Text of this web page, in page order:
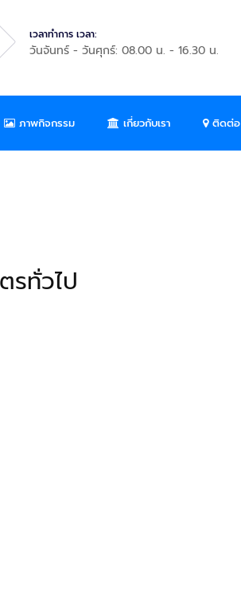
เวลาทำการ เวลา:
วันจันทร์ - วันศุกร์: 08.00 น. - 16.30 น.
ภาพกิจกรรม เกี่ยวกับเรา ติดต่อ
รทั่วไป